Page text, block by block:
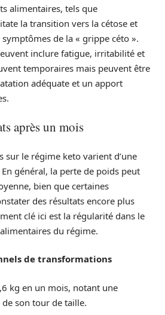
alimentaires, tels que
la transition vers la cétose et
de la « grippe céto ».
inclure fatigue, irritabilité et
temporaires mais peuvent être
adéquate et un apport
après un mois
sur le régime keto varient d’une
général, la perte de poids peut
bien que certaines
des résultats encore plus
clé ici est la régularité dans le
du régime.
de transformations
kg en un mois, notant une
son tour de taille.